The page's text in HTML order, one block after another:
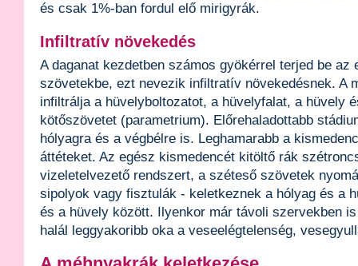
és csak 1%-ban fordul elő mirigyrák.
Infiltratív növekedés
A daganat kezdetben számos gyökérrel terjed be az
szövetekbe, ezt nevezik infiltratív növekedésnek. A
infiltrálja a hüvelyboltozatot, a hüvelyfalat, a hüvely
kötőszövetet (parametrium). Előrehaladottabb
hólyagra és a végbélre is. Leghamarabb a
áttéteket. Az egész kismedencét kitöltő rák
vizeletelvezető rendszert, a széteső szövetek
sipolyok vagy fisztulák - keletkeznek a hólyag és a
és a hüvely között. Ilyenkor már távoli szervekben
halál leggyakoribb oka a veseelégtelenség,